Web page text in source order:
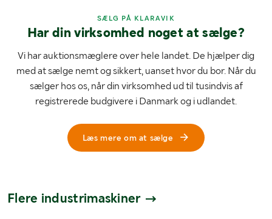
SÆLG PÅ KLARAVIK
Har din virksomhed noget at sælge?
Vi har auktionsmæglere over hele landet. De hjælper dig
med at sælge nemt og sikkert, uanset hvor du bor. Når du
sælger hos os, når din virksomhed ud til tusindvis af
registrerede budgivere i Danmark og i udlandet.
Læs mere om at sælge
Flere industrimaskiner